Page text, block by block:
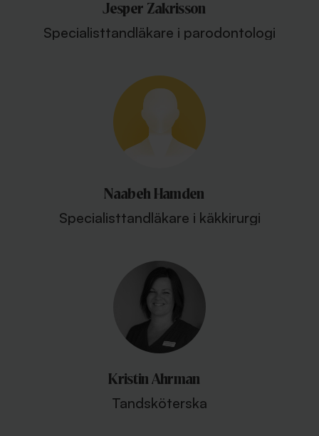
Jesper Zakrisson
Specialisttandläkare i parodontologi
Naabeh Hamden
Specialisttandläkare i käkkirurgi
Kristin Ahrman
Tandsköterska